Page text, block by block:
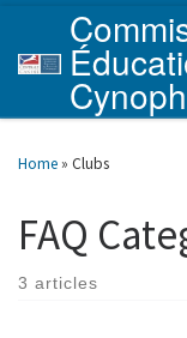
Skip to content
Home » Clubs
FAQ
3 articles